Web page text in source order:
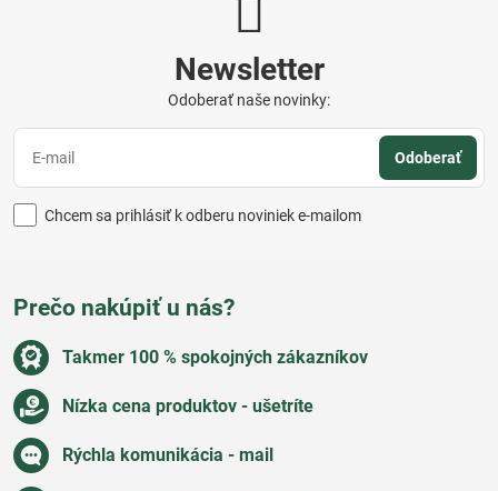
Newsletter
Odoberať naše novinky:
Odoberať
Chcem sa prihlásiť k odberu noviniek e-mailom
Prečo nakúpiť u nás?
Takmer 100 % spokojných zákazníkov
Nízka cena produktov - ušetríte
Rýchla komunikácia - mail